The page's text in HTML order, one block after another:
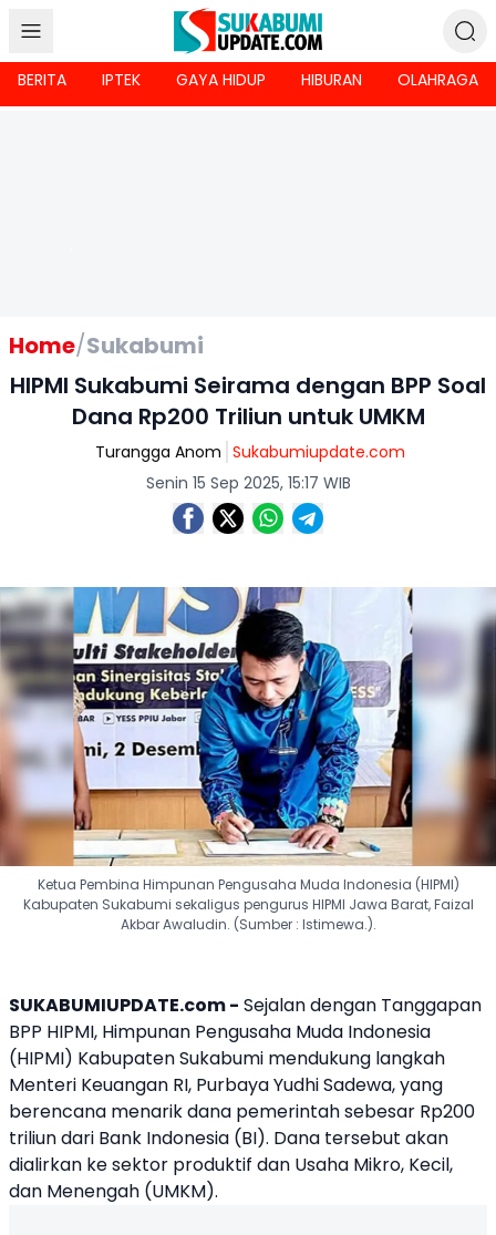
BERITA IPTEK GAYA HIDUP HIBURAN OLAHRAGA
Home/Sukabumi
HIPMI Sukabumi Seirama dengan BPP Soal
Dana Rp200 Triliun untuk UMKM
Turangga Anom Sukabumiupdate.com
Senin 15 Sep 2025, 15:17 WIB
Ketua Pembina Himpunan Pengusaha Muda Indonesia (HIPMI)
Kabupaten Sukabumi sekaligus pengurus HIPMI Jawa Barat, Faizal
Akbar Awaludin. (Sumber : Istimewa.).
SUKABUMIUPDATE.com - Sejalan dengan Tanggapan
BPP HIPMI, Himpunan Pengusaha Muda Indonesia
(HIPMI) Kabupaten Sukabumi mendukung langkah
Menteri Keuangan RI, Purbaya Yudhi Sadewa, yang
berencana menarik dana pemerintah sebesar Rp200
triliun dari Bank Indonesia (BI). Dana tersebut akan
dialirkan ke sektor produktif dan Usaha Mikro, Kecil,
dan Menengah (UMKM).